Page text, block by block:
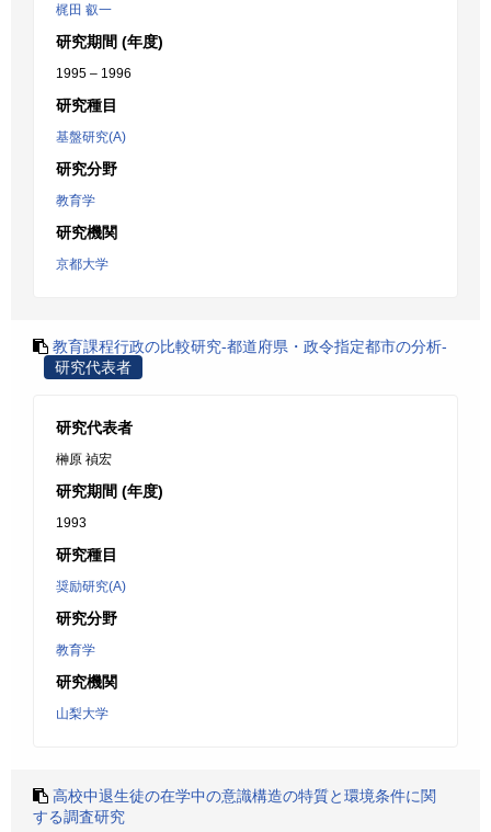
梶田 叡一
研究期間 (年度)
1995 – 1996
研究種目
基盤研究(A)
研究分野
教育学
研究機関
京都大学
教育課程行政の比較研究-都道府県・政令指定都市の分析-
研究代表者
研究代表者
榊原 禎宏
研究期間 (年度)
1993
研究種目
奨励研究(A)
研究分野
教育学
研究機関
山梨大学
高校中退生徒の在学中の意識構造の特質と環境条件に関
する調査研究